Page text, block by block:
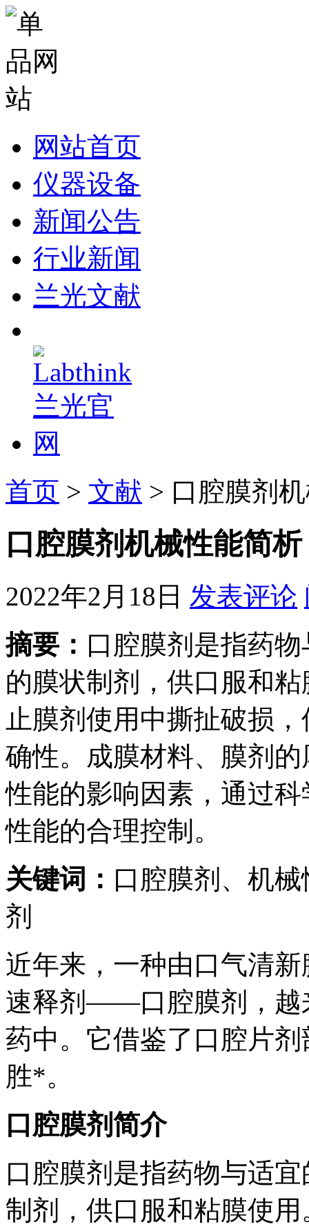
网站首页
仪器设备
新闻公告
行业新闻
兰光文献
首页 > 文献 > 口腔膜剂
口腔膜剂机械性能简析
2022年2月18日 发表评论
摘要： 口腔膜剂是指药
的膜状制剂，供口服和
止膜剂使用中撕扯破损
确性。成膜材料、膜剂
性能的影响因素，通过
性能的合理控制。
关键词： 口腔膜剂、机
剂
近年来，一种由口气清
速释剂——口腔膜剂，越
药中。它借鉴了口腔片
胜*。
口腔膜剂简介
口腔膜剂是指药物与适
制剂，供口服和粘膜使